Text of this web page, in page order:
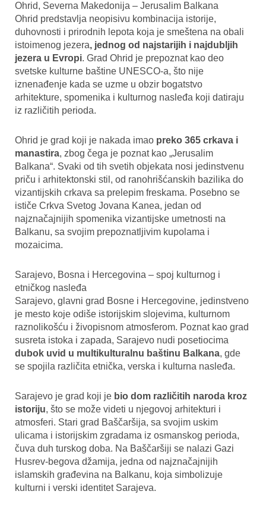
Ohrid, Severna Makedonija – Jerusalim Balkana
Ohrid predstavlja neopisivu kombinacija istorije,
duhovnosti i prirodnih lepota koja je smeštena na obali
istoimenog jezera, jednog od najstarijih i najdubljih
jezera u Evropi. Grad Ohrid je prepoznat kao deo
svetske kulturne baštine UNESCO-a, što nije
iznenađenje kada se uzme u obzir bogatstvo
arhitekture, spomenika i kulturnog nasleđa koji datiraju
iz različitih perioda.
Ohrid je grad koji je nakada imao preko 365 crkava i
manastira, zbog čega je poznat kao „Jerusalim
Balkana“. Svaki od tih svetih objekata nosi jedinstvenu
priču i arhitektonski stil, od ranohrišćanskih bazilika do
vizantijskih crkava sa prelepim freskama. Posebno se
ističe Crkva Svetog Jovana Kanea, jedan od
najznačajnijih spomenika vizantijske umetnosti na
Balkanu, sa svojim prepoznatljivim kupolama i
mozaicima.
Sarajevo, Bosna i Hercegovina – spoj kulturnog i
etničkog nasleđa
Sarajevo, glavni grad Bosne i Hercegovine, jedinstveno
je mesto koje odiše istorijskim slojevima, kulturnom
raznolikošću i živopisnom atmosferom. Poznat kao grad
susreta istoka i zapada, Sarajevo nudi posetiocima
dubok uvid u multikulturalnu baštinu Balkana, gde
se spojila različita etnička, verska i kulturna nasleđa.
Sarajevo je grad koji je bio dom različitih naroda kroz
istoriju, što se može videti u njegovoj arhitekturi i
atmosferi. Stari grad Baščaršija, sa svojim uskim
ulicama i istorijskim zgradama iz osmanskog perioda,
čuva duh turskog doba. Na Baščaršiji se nalazi Gazi
Husrev-begova džamija, jedna od najznačajnijih
islamskih građevina na Balkanu, koja simbolizuje
kulturni i verski identitet Sarajeva.